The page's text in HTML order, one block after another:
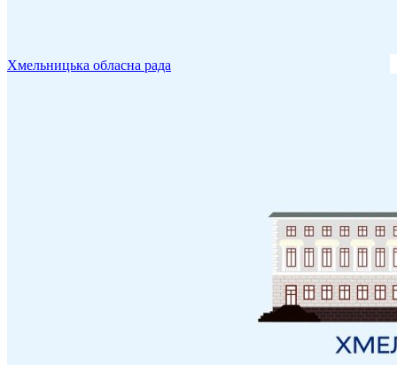
Хмельницька обласна рада